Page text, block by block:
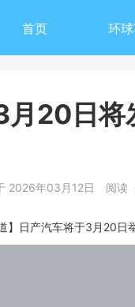
首页 环
月20日
2026年03月12日 阅读
道】日产汽车将于3月20